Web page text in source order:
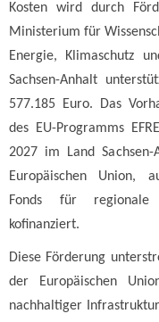
Kosten wird durch
Ministerium für
Energie, Klimaschutz
Sachsen-Anhalt
577.185 Euro. Das
des EU-Programms
2027 im Land
Europäischen Union,
Fonds für regionale
kofinanziert.
Diese Förderung
der Europäischen
nachhaltiger